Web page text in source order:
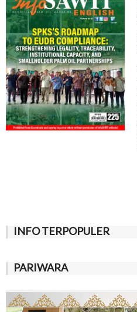
INFO TERPOPULER
PARIWARA